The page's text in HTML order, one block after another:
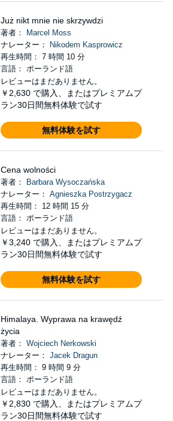
Już nikt mnie nie skrzywdzi
著者：
Marcel Moss
ナレーター：
Nikodem Kasprowicz
再生時間： 7 時間 10 分
言語： ポーランド語
レビューはまだありません。
￥2,630 で購入、またはプレミアムプ
ラン30日間無料体験で試す
無料体験を試す
Cena wolności
著者：
Barbara Wysoczańska
ナレーター： Agnieszka Postrzygacz
再生時間： 12 時間 15 分
言語： ポーランド語
レビューはまだありません。
￥3,240 で購入、またはプレミアムプ
ラン30日間無料体験で試す
無料体験を試す
Himalaya. Wyprawa na krawędź
życia
著者： Wojciech Nerkowski
ナレーター： Jacek Dragun
再生時間： 9 時間 9 分
言語： ポーランド語
レビューはまだありません。
￥2,830 で購入、またはプレミアムプ
ラン30日間無料体験で試す